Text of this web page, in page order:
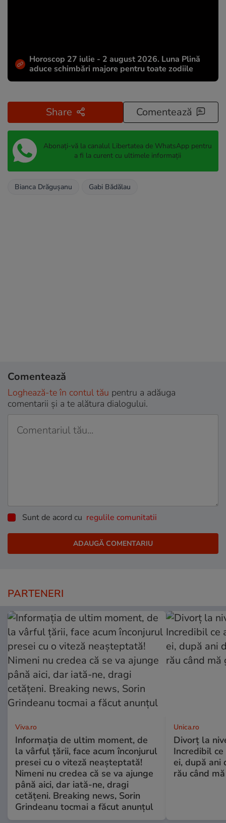
Horoscop 27 iulie - 2 august 2026. Luna Plină
aduce schimbări majore pentru toate zodiile
Share Comentează
Abonați-vă la canalul Libertatea de WhatsApp pentru
a fi la curent cu ultimele informații
Bianca Drăgușanu Gabi Bădălau
Comentează
Loghează-te în contul tău pentru a adăuga
comentarii și a te alătura dialogului.
Sunt de acord cu regulile comunitatii
PARTENERI
Viva.ro
Informația de ultim moment, de
la vârful țării, face acum înconjurul
presei cu o viteză neașteptată!
Nimeni nu credea că se va ajunge
până aici, dar iată-ne, dragi
cetățeni. Breaking news, Sorin
Grindeanu tocmai a făcut anunțul
Unica.ro
Divorț la
Incredibil
ei, după ani
rău când